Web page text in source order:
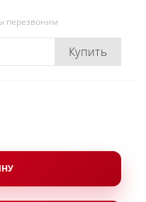
перезвоним
Купить